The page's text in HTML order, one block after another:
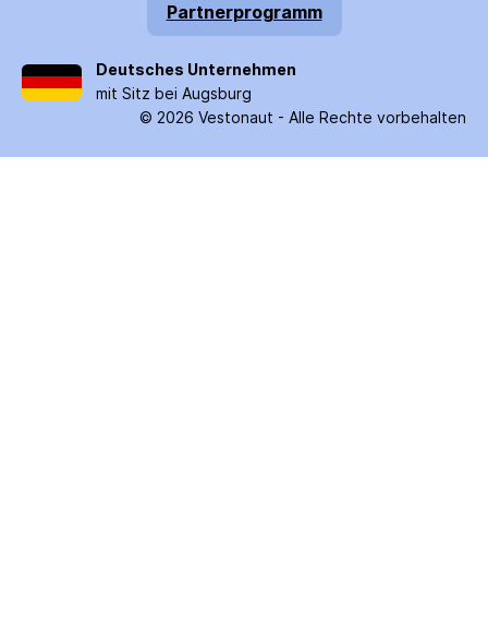
Partnerprogramm
Deutsches Unternehmen
mit Sitz bei Augsburg
© 2026 Vestonaut - Alle Rechte vorbehalten